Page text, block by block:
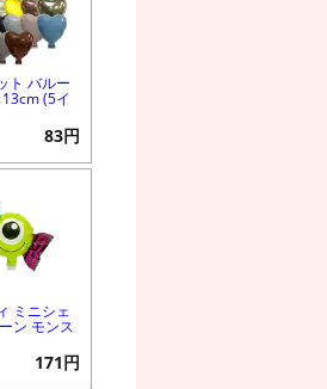
ト バルー
(5イ
83円
ミニシェ
ン モンス
171円